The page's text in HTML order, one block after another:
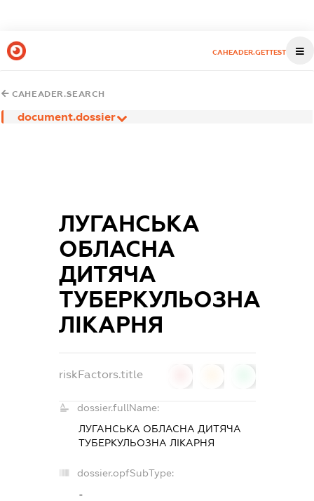
CAHEADER.GETTEST
CAHEADER.SEARCH
document.dossier
ЛУГАНСЬКА
ОБЛАСНА
ДИТЯЧА
ТУБЕРКУЛЬОЗНА
ЛІКАРНЯ
riskFactors.title
dossier.fullName:
ЛУГАНСЬКА ОБЛАСНА ДИТЯЧА
ТУБЕРКУЛЬОЗНА ЛІКАРНЯ
dossier.opfSubType:
-